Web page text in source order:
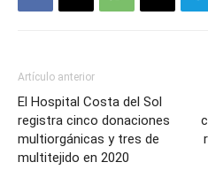
Artículo anterior
El Hospital Costa del Sol
registra cinco donaciones
multiorgánicas y tres de
multitejido en 2020